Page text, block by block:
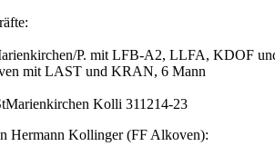
P. mit LFB-A2, LLFA, KDOF
mit LAST und KRAN, 6 Mann
Hermann Kollinger (FF Alkoven):